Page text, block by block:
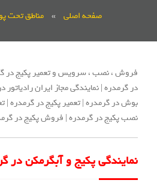
صفحه اصلی » مناطق تحت
فروش ، نصب ، سرویس و تعمیر پکیج در
در گرمدره | نمایندگی مجاز ایران رادیاتور
بوش در گرمدره | تعمیر پکیج در گرمدره |
نصب پکیج در گرمدره | فروش پکیج در
نمایندگی پکیج و آبگرمکن در